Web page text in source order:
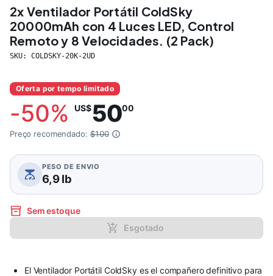
2x Ventilador Portátil ColdSky
20000mAh con 4 Luces LED, Control
Remoto y 8 Velocidades. (2 Pack)
SKU: COLDSKY-20K-2UD
Oferta por tempo limitado
-50% US$5000
Preço recomendado:$100
PESO DE ENVIO
6,9 lb
Sem estoque
Esgotado
El Ventilador Portátil ColdSky es el compañero definitivo para